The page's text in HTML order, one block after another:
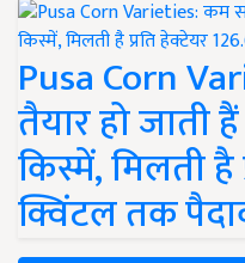
Pusa Corn
तैयार हो जाती
किस्में, मिलती है
क्विंटल तक